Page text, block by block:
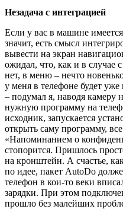
Незадача с интеграцией
Если у вас в машине
значит, есть смысл
вывести на экран
ожидал, что, как и в случае
нет, в меню – нечто
у меня в телефоне будет уже
– подумал я, наводя камеру
нужную программу на
исходник, запускается
открыть саму программу,
«Напоминанием о
стопорится. Пришлось
на кронштейн. А счастье,
по идее, пакет AutoDo
телефон в кои-то веки
зарядки. При этом
прошло без малейших